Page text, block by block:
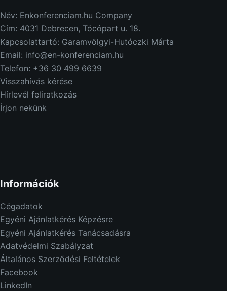
Név: Enkonferenciam.hu Company
Cím: 4031 Debrecen, Tócópart u. 18.
Kapcsolattartó: Garamvölgyi-Hutóczki Márta
Email: info@en-konferenciam.hu
Telefon: +36 30 499 6639
Visszahívás kérése
Hírlevél feliratkozás
Írjon nekünk
Információk
Cégadatok
Egyéni Ajánlatkérés Képzésre
Egyéni Ajánlatkérés Tanácsadásra
Adatvédelmi Szabályzat
Általános Szerződési Feltételek
Facebook
LinkedIn